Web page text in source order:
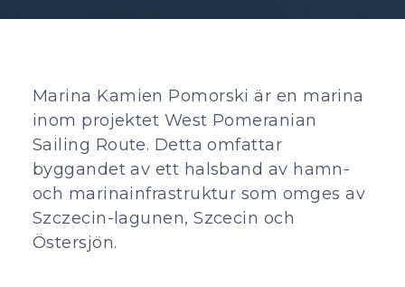
Marina Kamien Pomorski är en marina
inom projektet West Pomeranian
Sailing Route. Detta omfattar
byggandet av ett halsband av hamn-
och marinainfrastruktur som omges av
Szczecin-lagunen, Szcecin och
Östersjön.